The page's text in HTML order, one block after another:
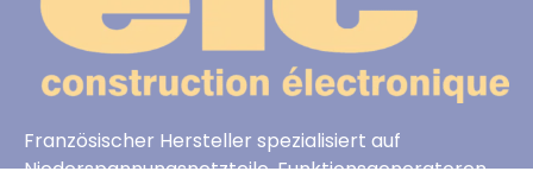
Französischer Hersteller spezialisiert auf
Niederspannungsnetzteile, Funktionsgeneratoren